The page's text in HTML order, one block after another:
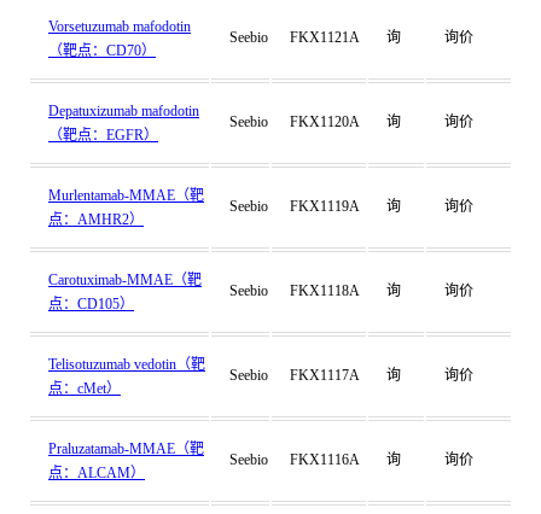
Vorsetuzumab mafodotin
（靶点：CD70）
Seebio FKX1121A 询 询价
Depatuxizumab mafodotin
（靶点：EGFR）
Seebio FKX1120A 询 询价
Murlentamab-MMAE（靶
点：AMHR2）
Seebio FKX1119A 询 询价
Carotuximab-MMAE（靶
点：CD105）
Seebio FKX1118A 询 询价
Telisotuzumab vedotin（靶
点：cMet）
Seebio FKX1117A 询 询价
Praluzatamab-MMAE（靶
点：ALCAM）
Seebio FKX1116A 询 询价